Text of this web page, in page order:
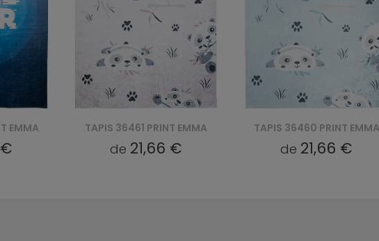
EMMA TAPIS 36460 PRINT EMMA
de 21,66 €
TAPIS 27471 PRINT EMMA
de 21,66 €